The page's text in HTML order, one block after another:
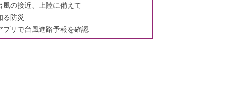
風の接近、上陸に備えて
る防災
プリで台風進路予報を確認